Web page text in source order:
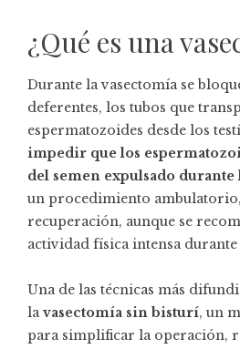
¿Qué es una
Durante la vasectomía se
deferentes, los tubos que
espermatozoides desde los
impedir que los
del semen expulsado
un procedimiento
recuperación, aunque se
actividad física intensa durante
Una de las técnicas más
lavasectomía sin bisturí, un
para simplificar la operación,